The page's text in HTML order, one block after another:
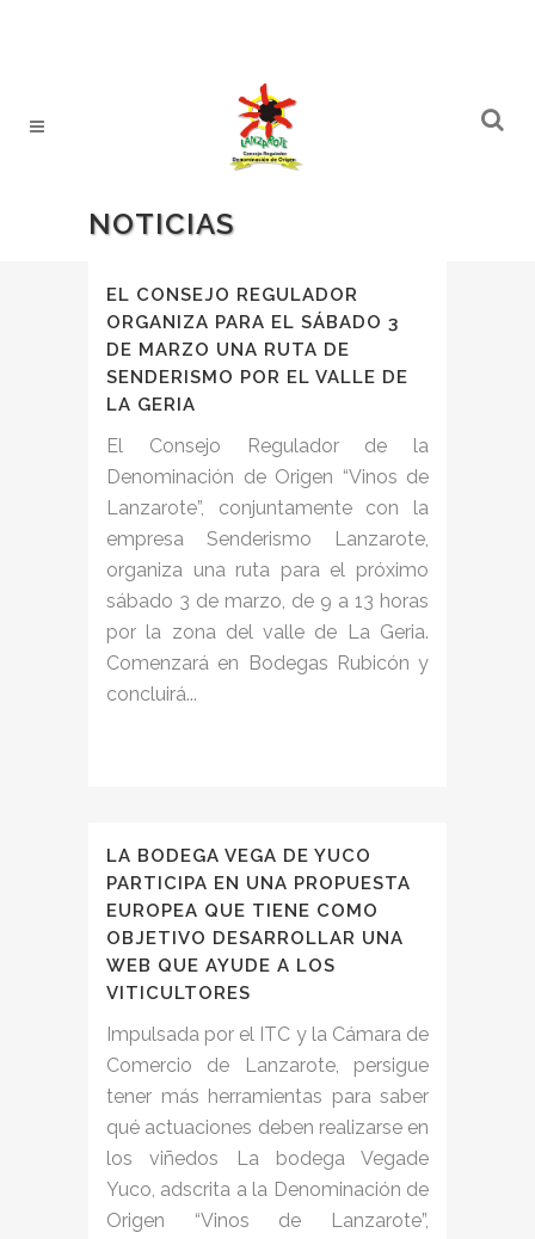
NOTICIAS
EL CONSEJO REGULADOR
ORGANIZA PARA EL SÁBADO 3
DE MARZO UNA RUTA DE
SENDERISMO POR EL VALLE DE
LA GERIA
El Consejo Regulador de la
Denominación de Origen “Vinos de
Lanzarote”, conjuntamente con la
empresa Senderismo Lanzarote,
organiza una ruta para el próximo
sábado 3 de marzo, de 9 a 13 horas
por la zona del valle de La Geria.
Comenzará en Bodegas Rubicón y
concluirá...
LA BODEGA VEGA DE YUCO
PARTICIPA EN UNA PROPUESTA
EUROPEA QUE TIENE COMO
OBJETIVO DESARROLLAR UNA
WEB QUE AYUDE A LOS
VITICULTORES
Impulsada por el ITC y la Cámara de
Comercio de Lanzarote, persigue
tener más herramientas para saber
qué actuaciones deben realizarse en
los viñedos La bodega Vegade
Yuco, adscrita a la Denominación de
Origen “Vinos de Lanzarote”,